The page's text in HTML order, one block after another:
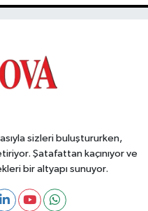
Çağrısı
sizleri buluştururken,
Şatafattan kaçınıyor ve
bir altyapı sunuyor.